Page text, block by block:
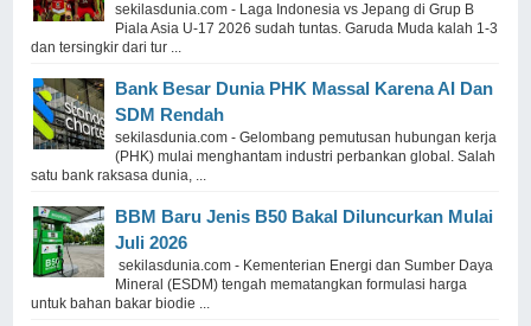
sekilasdunia.com - Laga Indonesia vs Jepang di Grup B
Piala Asia U-17 2026 sudah tuntas. Garuda Muda kalah 1-3
dan tersingkir dari tur ...
Bank Besar Dunia PHK Massal Karena AI Dan
SDM Rendah
sekilasdunia.com - Gelombang pemutusan hubungan kerja
(PHK) mulai menghantam industri perbankan global. Salah
satu bank raksasa dunia, ...
BBM Baru Jenis B50 Bakal Diluncurkan Mulai
Juli 2026
sekilasdunia.com - Kementerian Energi dan Sumber Daya
Mineral (ESDM) tengah mematangkan formulasi harga
untuk bahan bakar biodie ...